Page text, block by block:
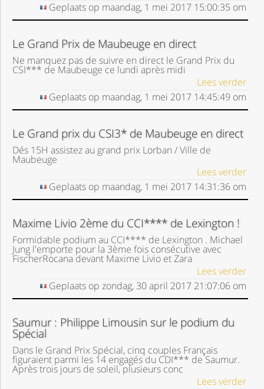
Geplaats op maandag, 1 mei 2017 15:00:35 om
Le Grand Prix de Maubeuge en direct
Ne manquez pas de suivre en direct le Grand Prix du
CSI*** de Maubeuge ce lundi après midi
Lees verder
Geplaats op maandag, 1 mei 2017 14:45:49 om
Le Grand prix du CSI3* de Maubeuge en direct
Dés 15H assistez au grand prix Lorban / Ville de
Maubeuge
Lees verder
Geplaats op maandag, 1 mei 2017 14:31:36om
Maxime Livio 2ème du CCI**** de Lexington !
Formidable podium au CCI**** de Lexington . Michael
Jung l'emporte pour la 3ème fois consécutive avec
FischerRocana devant Maxime Livio et Zara
Lees verder
Geplaats op zondag, 30 april 2017 21:07:06om
Saumur : Philippe Limousin sur le podium du
Spécial
Dans le Grand Prix Spécial, cinq couples Français
figuraient parmi les 14 engagés du CDI*** de Saumur.
Après trois jours de soleil, plusieurs conc
Lees verder